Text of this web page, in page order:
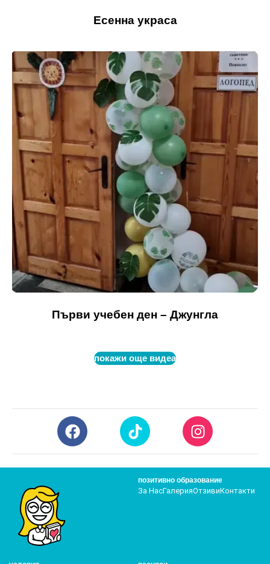
Есенна украса
Първи учебен ден – Джунгла
покажи още видеа
позитивно образование
За НасГалерияОтзивиКонтакти